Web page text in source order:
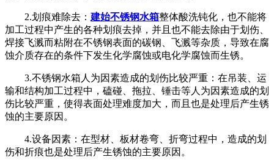
2.划痕难除去： 建始不锈钢水箱整体酸洗钝化，也不能将
加工过程中产生的各种划痕去掉，并且也不能去除由于划伤、
焊接飞溅而粘附在不锈钢表面的碳钢、飞溅等杂质，导致在腐
蚀介质存在的条件下发生化学腐蚀或电化学腐蚀而生锈。
3.不锈钢水箱人为因素造成的划伤比较严重：在吊装、运
输和结构加工过程中，磕碰、拖拉、锤击等人为因素造成的划
伤比较严重，使得表面处理难度加大，而且也是处理后产生锈
蚀的主要原因。
4.设备因素：在型材、板材卷弯、折弯过程中，造成的划
伤和折痕也是处理后产生锈蚀的主要原因。